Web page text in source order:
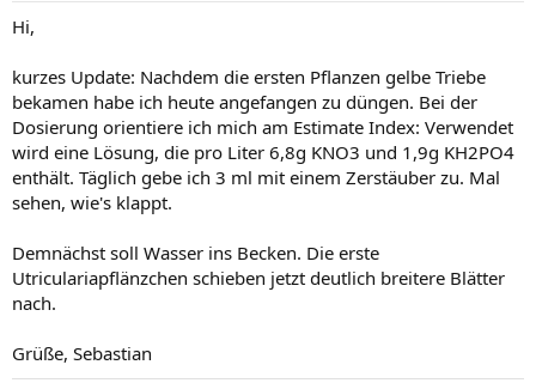
Hi,
kurzes Update: Nachdem die ersten Pflanzen gelbe Triebe
bekamen habe ich heute angefangen zu düngen. Bei der
Dosierung orientiere ich mich am Estimate Index: Verwendet
wird eine Lösung, die pro Liter 6,8g KNO3 und 1,9g KH2PO4
enthält. Täglich gebe ich 3 ml mit einem Zerstäuber zu. Mal
sehen, wie's klappt.
Demnächst soll Wasser ins Becken. Die erste
Utriculariapflänzchen schieben jetzt deutlich breitere Blätter
nach.
Grüße, Sebastian